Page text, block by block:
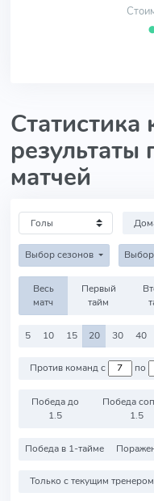
результаты
матчей
Выбор сезонов
Весь
матч
Первый
тайм
5 10 15 20 30 40
Против команд с по
Победа до
1.5
Победа
1.5
Победа в 1-тайме
Только с текущим тренером